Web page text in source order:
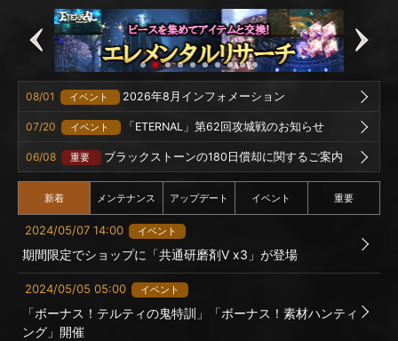
08/01 イベント 2026年8月インフォメーション
07/20 イベント 「ETERNAL」第62回攻城戦のお知らせ
06/08 重要 ブラックストーンの180日償却に関するご案内
新着 メンテナンス アップデート イベント 重要
2024/05/07 14:00 イベント
期間限定でショップに「共通研磨剤Ⅴ x3」が登場
2024/05/05 05:00 イベント
「ボーナス！テルティの鬼特訓」「ボーナス！素材ハンティ
ング」開催